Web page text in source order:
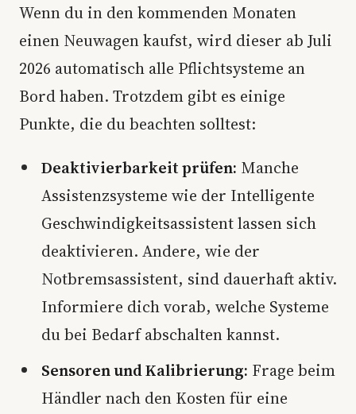
Wenn du in den kommenden Monaten
einen Neuwagen kaufst, wird dieser ab Juli
2026 automatisch alle Pflichtsysteme an
Bord haben. Trotzdem gibt es einige
Punkte, die du beachten solltest:
Deaktivierbarkeit prüfen: Manche
Assistenzsysteme wie der Intelligente
Geschwindigkeitsassistent lassen sich
deaktivieren. Andere, wie der
Notbremsassistent, sind dauerhaft aktiv.
Informiere dich vorab, welche Systeme
du bei Bedarf abschalten kannst.
Sensoren und Kalibrierung: Frage beim
Händler nach den Kosten für eine